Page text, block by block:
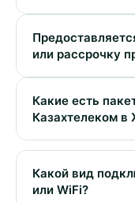
или рассрочку
Какие есть
Казахтелеком
Какой вид
или WiFi?